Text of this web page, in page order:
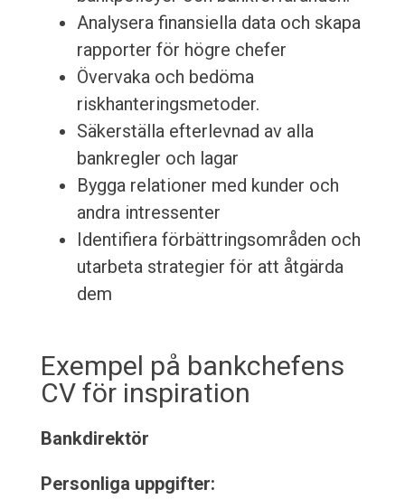
Analysera finansiella data och skapa
rapporter för högre chefer
Övervaka och bedöma
riskhanteringsmetoder.
Säkerställa efterlevnad av alla
bankregler och lagar
Bygga relationer med kunder och
andra intressenter
Identifiera förbättringsområden och
utarbeta strategier för att åtgärda
dem
Exempel på bankchefens
CV för inspiration
Bankdirektör
Personliga uppgifter: